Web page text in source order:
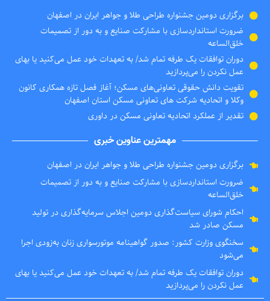
برگزاری دومین جشنواره طراحی طلا و جواهر ایران در اصفهان
ضرورت استانداردسازی با مشارکت صنایع و به دور از تصمیمات
خلق‌الساعه
دوران توافقات یک طرفه تمام شد/ به تعهدات خود عمل می‌کنید یا بهای
عمل نکردن را می‌پردازید
تقویت دانش حقوقی تعاونی‌های مسکن؛ آغاز فصل تازه همکاری کانون
وکلا و اتحادیه شرکت های تعاونی مسکن استان اصفهان
تقدیر از عملکرد اتحادیه تعاونی مسکن در داوری
مهمترین عناوین خبری
برگزاری دومین جشنواره طراحی طلا و جواهر ایران در اصفهان
ضرورت استانداردسازی با مشارکت صنایع و به دور از تصمیمات
خلق‌الساعه
احکام شورای سیاست‌گذاری دومین اجلاس سرمایه‌گذاری در تولید
مسکن صادر شد
سخنگوی وزارت کشور: صدور گواهینامه موتورسواری زنان به‌زودی اجرا
می‌شود
دوران توافقات یک طرفه تمام شد/ به تعهدات خود عمل می‌کنید یا بهای
عمل نکردن را می‌پردازید